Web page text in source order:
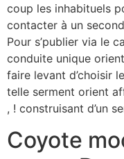
coup les inhabituels
contacter à un
Pour s’publier via le
conduite unique
faire levant d’choisir
telle serment orient
, ! construisant d’un
Coyote